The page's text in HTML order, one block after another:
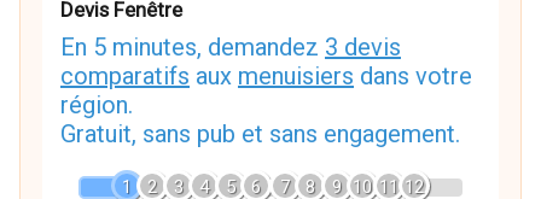
Devis Fenêtre
En 5 minutes, demandez 3 devis
comparatifs aux menuisiers dans votre
région.
Gratuit, sans pub et sans engagement.
1 2 3 4 5 6 7 8 9 10 11 12